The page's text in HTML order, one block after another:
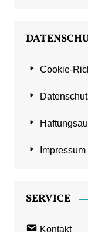
Cookie-
Impressum
SERVICE
Kontakt